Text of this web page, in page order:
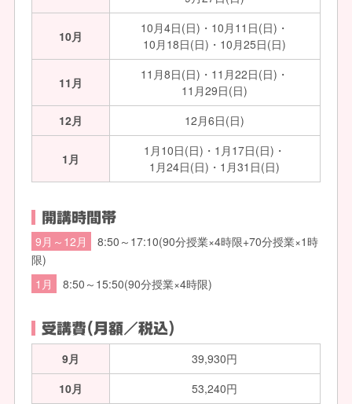
10月
10月4日(日)・10月11日(日)・
10月18日(日)・10月25日(日)
11月
11月8日(日)・11月22日(日)・
11月29日(日)
12月
12月6日(日)
1月
1月10日(日)・1月17日(日)・
1月24日(日)・1月31日(日)
開講時間帯
9月～12月
8:50～17:10(90分授業×4時限+70分授業×1時
限)
1月
8:50～15:50(90分授業×4時限)
受講費(月額／税込)
9月
39,930円
10月
53,240円